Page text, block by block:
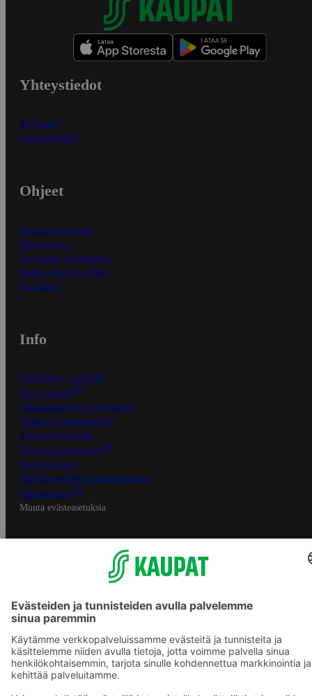
Yhteystiedot
Myymälät
Asiakaspalvelu
Ohjeet
Ensitilaajan ohjeet
Näin maksat
Näin tilaat ja muokkaat
Kaikki ohjeet ja vinkit
In English
Info
S-Business yrityksille
Oiva-raportit
Osuuskauppojen yhteystiedot
Tilaus- ja toimitusehdot
Tietosuojakäytäntö
Palvelun käyttöehdot
Saavutettavuus
Mobiilisovelluksen saavutettavuus
Mainostajalle
Muuta evästeasetuksia
S-ryhmän palvelut
S-ryhmä
Asiakasomistajuus
S-ostoslista -sovellus
Prisma.fi
Sokos.fi
S-Pankki